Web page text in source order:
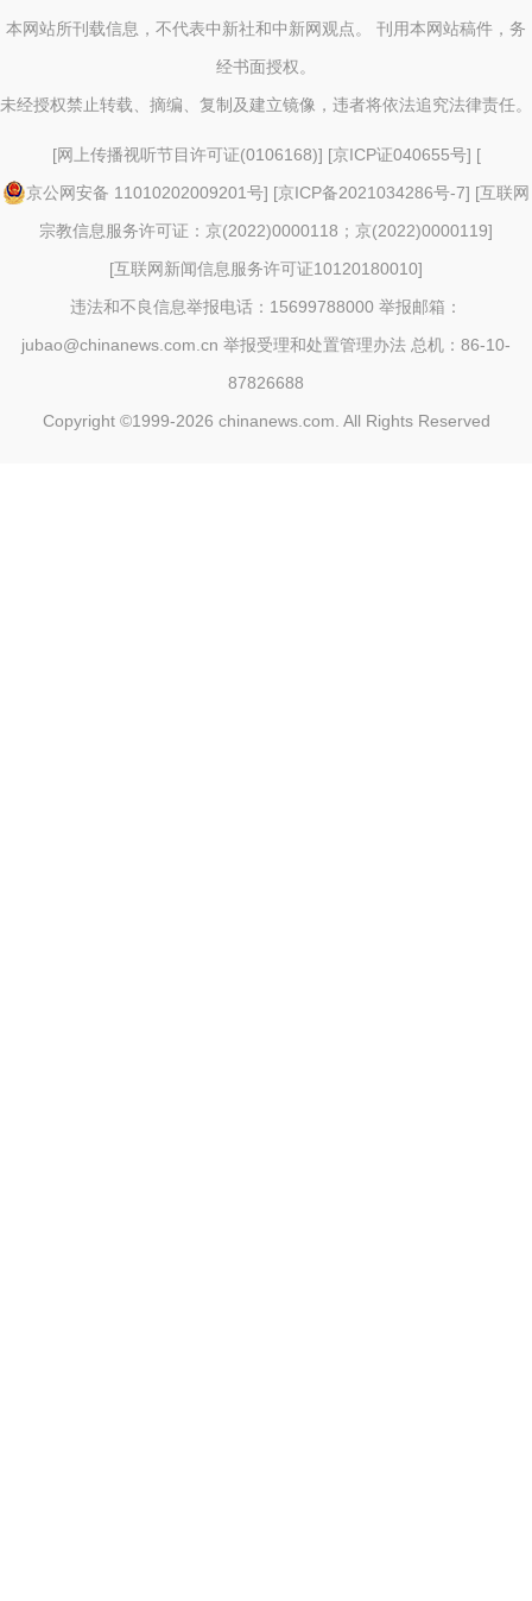
本网站所刊载信息，不代表中新社和中新网观点。 刊用本网站稿件，务
经书面授权。
未经授权禁止转载、摘编、复制及建立镜像，违者将依法追究法律责任。
[网上传播视听节目许可证(0106168)] [京ICP证040655号] [
京公网安备 11010202009201号] [京ICP备2021034286号-7] [互联网
宗教信息服务许可证：京(2022)0000118；京(2022)0000119]
[互联网新闻信息服务许可证10120180010]
违法和不良信息举报电话：15699788000 举报邮箱：
jubao@chinanews.com.cn 举报受理和处置管理办法 总机：86-10-
87826688
Copyright ©1999-2026 chinanews.com. All Rights Reserved